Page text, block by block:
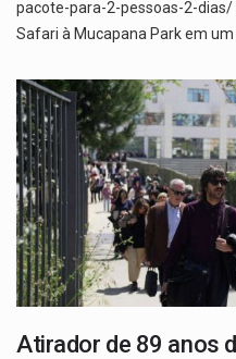
pacote-para-2-pessoas-2-
Safari à Mucapana Park em um
Atirador de 89 anos